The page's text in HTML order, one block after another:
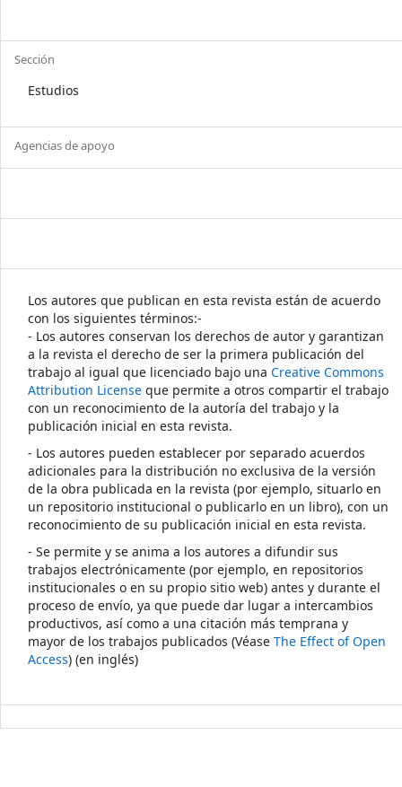
Sección
Estudios
Agencias de apoyo
Los autores que publican en esta revista están de acuerdo
con los siguientes términos:-
- Los autores conservan los derechos de autor y garantizan
a la revista el derecho de ser la primera publicación del
trabajo al igual que licenciado bajo una Creative Commons
Attribution License que permite a otros compartir el trabajo
con un reconocimiento de la autoría del trabajo y la
publicación inicial en esta revista.
- Los autores pueden establecer por separado acuerdos
adicionales para la distribución no exclusiva de la versión
de la obra publicada en la revista (por ejemplo, situarlo en
un repositorio institucional o publicarlo en un libro), con un
reconocimiento de su publicación inicial en esta revista.
- Se permite y se anima a los autores a difundir sus
trabajos electrónicamente (por ejemplo, en repositorios
institucionales o en su propio sitio web) antes y durante el
proceso de envío, ya que puede dar lugar a intercambios
productivos, así como a una citación más temprana y
mayor de los trabajos publicados (Véase The Effect of Open
Access) (en inglés)